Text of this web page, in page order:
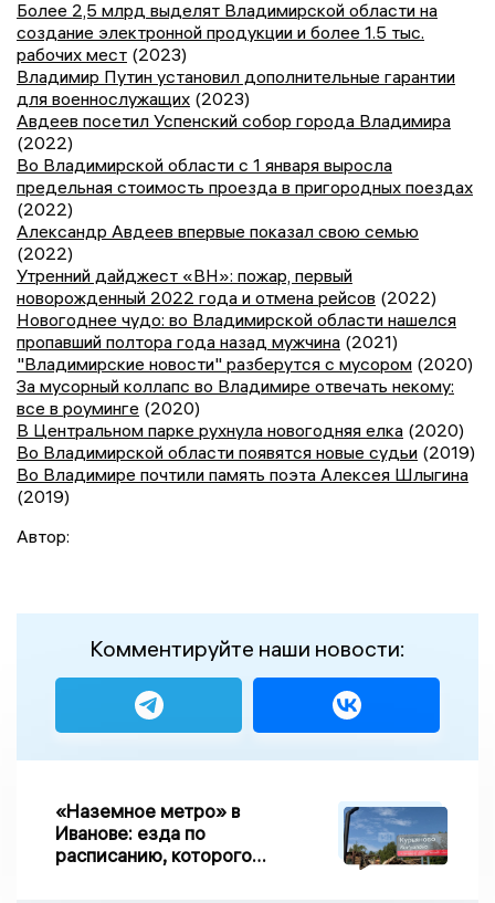
Более 2,5 млрд выделят Владимирской области на
создание электронной продукции и более 1.5 тыс.
рабочих мест (2023)
Владимир Путин установил дополнительные гарантии
для военнослужащих (2023)
Авдеев посетил Успенский собор города Владимира
(2022)
Во Владимирской области с 1 января выросла
предельная стоимость проезда в пригородных поездах
(2022)
Александр Авдеев впервые показал свою семью
(2022)
Утренний дайджест «ВН»: пожар, первый
новорожденный 2022 года и отмена рейсов (2022)
Новогоднее чудо: во Владимирской области нашелся
пропавший полтора года назад мужчина (2021)
"Владимирские новости" разберутся с мусором (2020)
За мусорный коллапс во Владимире отвечать некому:
все в роуминге (2020)
В Центральном парке рухнула новогодняя елка (2020)
Во Владимирской области появятся новые судьи (2019)
Во Владимире почтили память поэта Алексея Шлыгина
(2019)
Автор:
Комментируйте наши новости:
«Наземное метро» в
Иванове: езда по
расписанию, которого